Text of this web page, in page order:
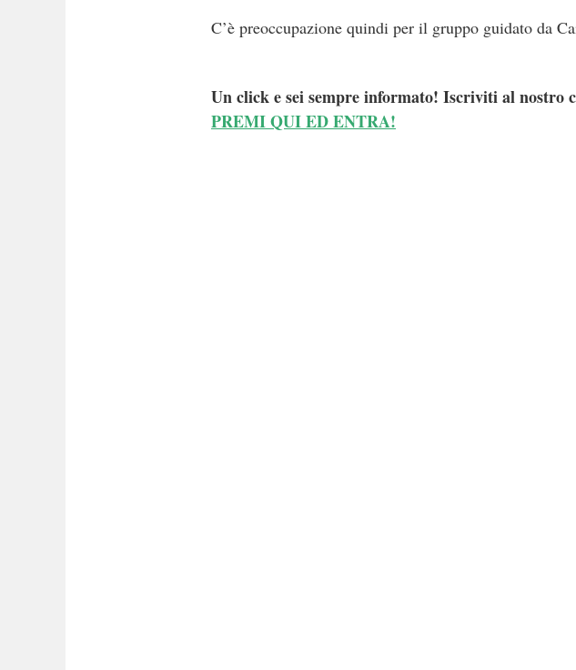
C’è preoccupazione quindi per il gruppo guidato da
Un click e sei sempre informato! Iscriviti al nostro
PREMI QUI ED ENTRA!